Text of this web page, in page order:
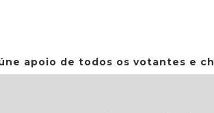
apoio de todos os votantes e